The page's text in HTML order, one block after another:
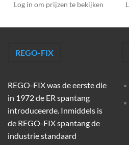
Log in om prijzen te bekijken
REGO-FIX
REGO-FIX was de eerste die
in 1972 de ER spantang
introduceerde. Inmiddels is
de REGO-FIX spantang de
industrie standaard